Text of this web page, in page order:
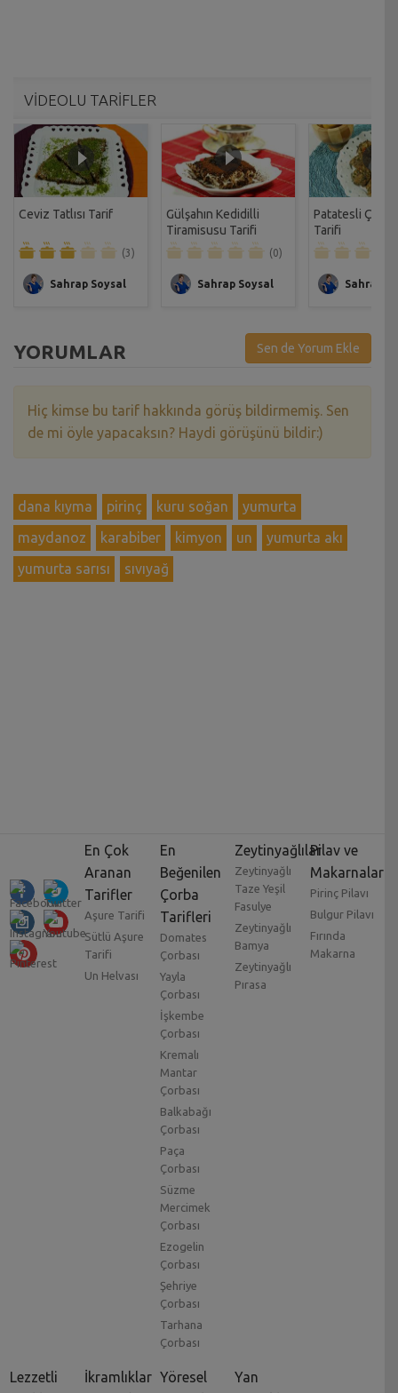
VİDEOLU TARİFLER
Ceviz Tatlısı Tarif
(3)
Sahrap Soysal
Gülşahın Kedidilli
Tiramisusu Tarifi
(0)
Sahrap Soysal
Patatesli Çıtır
Tarifi
Sahrap
YORUMLAR Sen de Yorum Ekle
Hiç kimse bu tarif hakkında görüş bildirmemiş. Sen
de mi öyle yapacaksın? Haydi görüşünü bildir:)
dana kıyma pirinç kuru soğan
yumurta
maydanoz
karabiber kimyon un
yumurta akı
yumurta sarısı
sıvıyağ
En Çok
Aranan
Tarifler
Aşure Tarifi
Sütlü Aşure
Tarifi
Un Helvası
En
Beğenilen
Çorba
Tarifleri
Domates
Çorbası
Yayla
Çorbası
İşkembe
Çorbası
Kremalı
Mantar
Çorbası
Balkabağı
Çorbası
Paça
Çorbası
Süzme
Mercimek
Çorbası
Ezogelin
Çorbası
Şehriye
Çorbası
Tarhana
Çorbası
Zeytinyağlılar
Zeytinyağlı
Taze Yeşil
Fasulye
Zeytinyağlı
Bamya
Zeytinyağlı
Pırasa
Pilav ve
Makarnalar
Pirinç Pilavı
Bulgur Pilavı
Fırında
Makarna
Lezzetli
İkramlıklar Yöresel
Yan